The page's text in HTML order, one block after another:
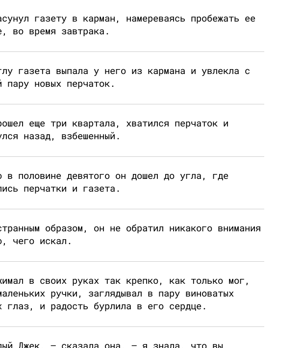
газету в карман, намереваясь пробежать ее
во время завтрака.
газета выпала у него из кармана и увлекла с
пару новых перчаток.
еще три квартала, хватился перчаток и
назад, взбешенный.
в половине девятого он дошел до угла, где
перчатки и газета.
образом, он не обратил никакого внимания
чего искал.
в своих руках так крепко, как только мог,
ручки, заглядывал в пару виноватых
глаз, и радость бурлила в его сердце.
Джек, – сказала она, – я знала, что вы